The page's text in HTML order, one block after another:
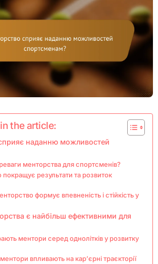
the article:
наданню можливостей
менторства для спортсменів?
результати та розвиток
формує впевненість і стійкість у
є найбільш ефективними для
ментори серед однолітків у розвитку
впливають на кар’єрні траєкторії